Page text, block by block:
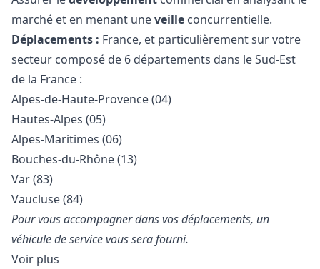
marché et en menant uneveille concurrentielle.
Déplacements : France, et particulièrement sur votre
secteur composé de 6 départements dans le Sud-Est
de la France :
Alpes-de-Haute-Provence (04)
Hautes-Alpes (05)
Alpes-Maritimes (06)
Bouches-du-Rhône (13)
Var (83)
Vaucluse (84)
Pour vous accompagner dans vos déplacements, un
véhicule de service vous sera fourni.
Voir plus